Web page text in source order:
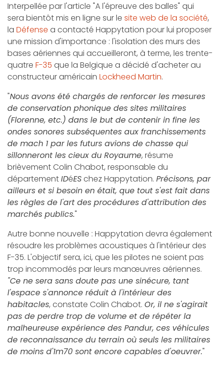
Interpellée par l'article "A l'épreuve des balles" qui
sera bientôt mis en ligne sur le site web de la société,
la Défense a contacté Happytation pour lui proposer
une mission d'importance : l'isolation des murs des
bases aériennes qui accueilleront, à terme, les trente-
quatre F-35 que la Belgique a décidé d'acheter au
constructeur américain Lockheed Martin.
"Nous avons été chargés de renforcer les mesures
de conservation phonique des sites militaires
(Florenne, etc.) dans le but de contenir in fine les
ondes sonores subséquentes aux franchissements
de mach 1 par les futurs avions de chasse qui
sillonneront les cieux du Royaume, résume
brièvement Colin Chabot, responsable du
départementIDéESchez Happytation. Précisons, par
ailleurs et si besoin en était, que tout s'est fait dans
les règles de l'art des procédures d'attribution des
marchés publics."
Autre bonne nouvelle : Happytation devra également
résoudre les problèmes acoustiques à l'intérieur des
F-35. L'objectif sera, ici, que les pilotes ne soient pas
trop incommodés par leurs manœuvres aériennes.
"Ce ne sera sans doute pas une sinécure, tant
l'espace s'annonce réduit à l'intérieur des
habitacles, constate Colin Chabot. Or, il ne s'agirait
pas de perdre trop de volume et de répéter la
malheureuse expérience des Pandur, ces véhicules
de reconnaissance du terrain où seuls les militaires
de moins d'1m70 sont encore capables d'oeuvrer."